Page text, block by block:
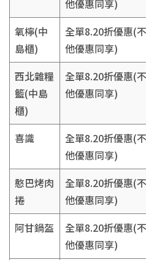
他優惠同享)
氧檸(中
島櫃)
全單8.20折優惠(
他優惠同享)
西北雜糧
籃(中島
櫃)
全單8.20折優惠(
他優惠同享)
喜識
全單8.20折優惠(
他優惠同享)
憨巴烤肉
捲
全單8.20折優惠(
他優惠同享)
阿甘鍋盔
全單8.20折優惠(
他優惠同享)